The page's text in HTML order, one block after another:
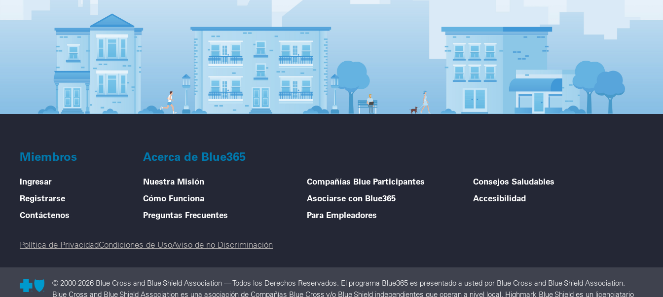
Miembros
Ingresar
Registrarse
Contáctenos
Acerca de Blue365
Nuestra Misión
Cómo Funciona
Preguntas Frecuentes
Compañías Blue Participantes
Asociarse con Blue365
Para Empleadores
Consejos Saludables
Accesibilidad
Legal menu
Política de PrivacidadCondiciones de UsoAviso de no Discriminación
© 2000-2026 Blue Cross and Blue Shield Association — Todos los Derechos Reservados. El programa Blue365 es presentado a usted por Blue Cross and Blue Shield Association.
Blue Cross and Blue Shield Association es una asociación de Compañías Blue Cross y/o Blue Shield independientes que operan a nivel local. Highmark Blue Shield es un licenciatario